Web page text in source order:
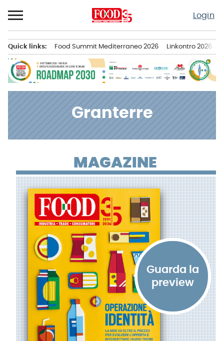
al
contenuto
Login
principale
Quick links: Food Summit Mediterraneo 2026 Linkontro 2026
Granterre
MAGAZINE